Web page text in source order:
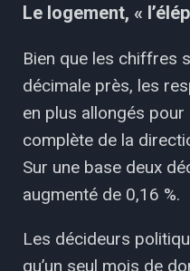
Le logement, «
Bien que les chiffres
décimale près, les
en plus allongés
complète de la
Sur une base deux
augmenté de 0,16 %.
Les décideurs
qu’un seul mois de